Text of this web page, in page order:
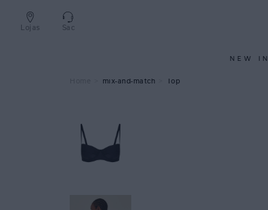
Lojas Sac
NEW IN
mix-and-match Top